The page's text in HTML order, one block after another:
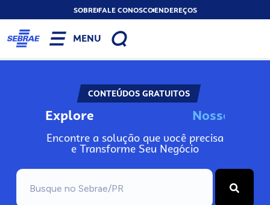
SOBREFALE CONOSCOENDEREÇOS
MENU
CONTEÚDOS GRATUITOS
Explore Nosso
Encontre a solução que você precisa
e Transforme Seu Negócio